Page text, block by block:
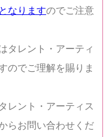
なりますのでご注意
タレント・アーティ
のでご理解を賜りま
レント・アーティス
らお問い合わせくだ